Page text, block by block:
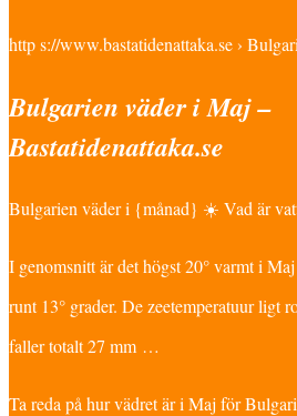
http s://www.bastatidenattaka.se ›
Bulgarien väder i Maj –
Bastatidenattaka.se
Bulgarien väder i {månad} ☀️ Vad är
I genomsnitt är det högst 20° varmt i
runt 13° grader. De zeetemperatuur ligt
faller totalt 27 mm …
Ta reda på hur vädret är i Maj för